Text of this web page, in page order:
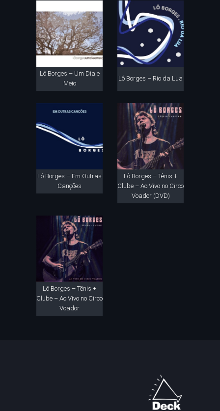
Lô Borges – Um Dia e
Meio
Lô Borges – Rio da Lua
Lô Borges – Em Outras
Canções
Lô Borges – Tênis +
Clube – Ao Vivo no Circo
Voador (DVD)
Lô Borges – Tênis +
Clube – Ao Vivo no Circo
Voador